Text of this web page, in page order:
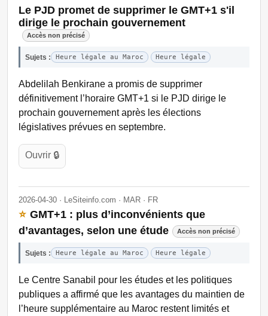
Le PJD promet de supprimer le GMT+1 s'il
dirige le prochain gouvernement
Accès non précisé
Sujets : Heure légale au Maroc Heure légale
Abdelilah Benkirane a promis de supprimer
définitivement l’horaire GMT+1 si le PJD dirige le
prochain gouvernement après les élections
législatives prévues en septembre.
Ouvrir 🔒
2026-04-30 · LeSiteinfo.com · MAR · FR
⭐ GMT+1 : plus d’inconvénients que
d’avantages, selon une étude
Accès non précisé
Sujets : Heure légale au Maroc Heure légale
Le Centre Sanabil pour les études et les politiques
publiques a affirmé que les avantages du maintien de
l’heure supplémentaire au Maroc restent limités et